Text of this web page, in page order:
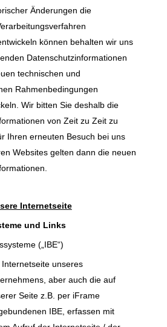
Änderungen die
können behalten wir uns
Datenschutzinformationen
technischen und
Rahmenbedingungen
Wir bitten Sie deshalb die
von Zeit zu Zeit zu
Ihren erneuten Besuch bei uns
Websites gelten dann die neuen
Internetseite
und Links
(„IBE“)
Internetseite unseres
aber auch die auf
Seite z.B. per iFrame
IBE, erfassen mit